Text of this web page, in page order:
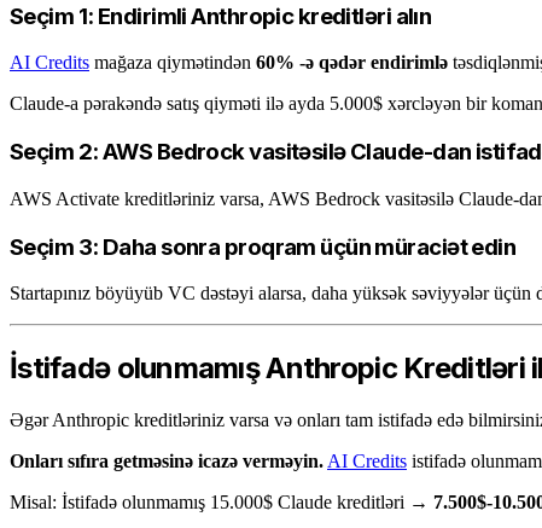
Seçim 1: Endirimli Anthropic kreditləri alın
AI Credits mağaza qiymətindən 60% -ə qədər endirimlə
Claude-a pərakəndə satış qiyməti ilə ayda 5.000$ xərcləyən bir
Seçim 2: AWS Bedrock vasitəsilə Claude-dan
AWS Activate kreditləriniz varsa, AWS Bedrock vasitəsilə Claude-
Seçim 3: Daha sonra proqram üçün müraciət edin
Startapınız böyüyüb VC dəstəyi alarsa, daha yüksək səviyyələr
İstifadə olunmamış Anthropic Kreditləri
Əgər Anthropic kreditləriniz varsa və onları tam istifadə edə
Onları sıfıra getməsinə icazə verməyin. AI Credits istifadə
Misal: İstifadə olunmamış 15.000$ Claude kreditləri → 7.500$-